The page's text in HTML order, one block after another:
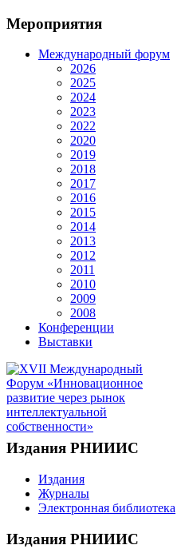
Мероприятия
Международный форум
2026
2025
2024
2023
2022
2020
2019
2018
2017
2016
2015
2014
2013
2012
2011
2010
2009
2008
Конференции
Выставки
Издания РНИИИС
Издания
Журналы
Электронная библиотека
Издания РНИИИС